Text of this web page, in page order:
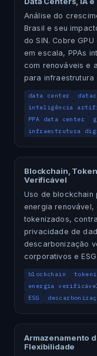
Análise do
Brasil e seu
do SIN. Cobre
em escala, PPAs
com renováveis e
para infraestrutura
data center
inteligência
PPA data center
infraestrutura
Blockchain,
Verificável
Uso de blockchain
energia renovável,
tokenizados,
privacidade de
descarbonização
corporativos e ESG.
blockchain
energia
ESG
Armazenamento
Flexibilidade